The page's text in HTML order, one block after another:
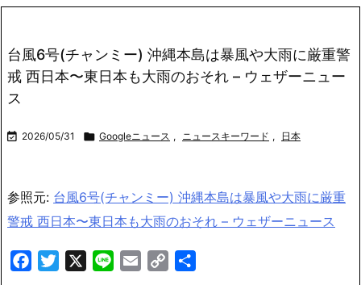
台風6号(チャンミー) 沖縄本島は暴風や大雨に厳重警
戒 西日本〜東日本も大雨のおそれ – ウェザーニュー
ス
 2026/05/31  Googleニュース , ニュースキーワード , 日本
参照元: 台風6号(チャンミー) 沖縄本島は暴風や大雨に厳重
警戒 西日本〜東日本も大雨のおそれ – ウェザーニュース
FacebookTwitter Line Email
Copy